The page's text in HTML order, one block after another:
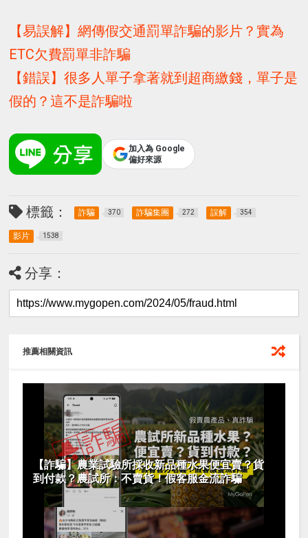
【易誤解】網傳假交通罰單詐騙的影片？實為
ETC欠費罰單非詐騙
【錯誤】很多人單子拿著就到超商繳錢，單子是
假的？這不是詐騙啦
加入為 Google
偏好來源
標籤： 詐騙 370 詐騙集團 272 誤解 354
影片 1538
分享：
推薦相關資訊
【詐騙】農業試驗所採收新品種水果便宜賣？貨
到付款？農試所：不賣貨！假客服金流詐騙